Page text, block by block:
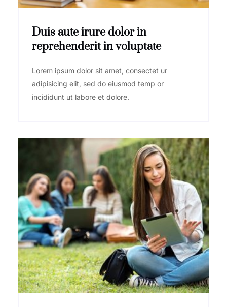
Duis aute irure dolor in
reprehenderit in voluptate
Lorem ipsum dolor sit amet, consectet ur
adipisicing elit, sed do eiusmod temp or
incididunt ut labore et dolore.